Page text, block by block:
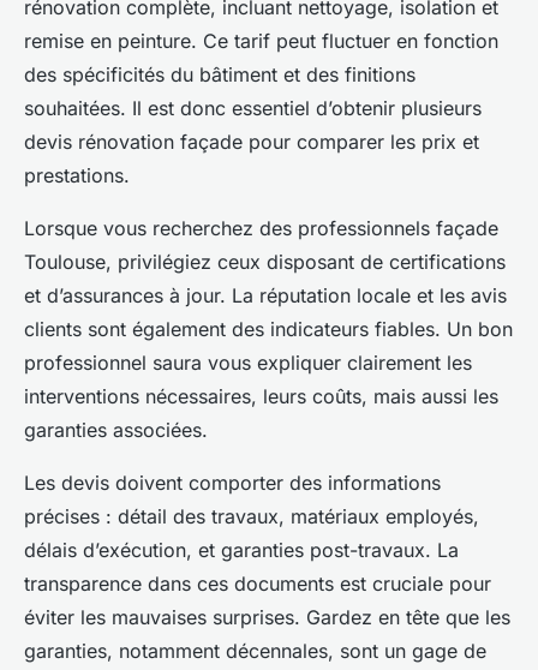
rénovation complète, incluant nettoyage, isolation et
remise en peinture. Ce tarif peut fluctuer en fonction
des spécificités du bâtiment et des finitions
souhaitées. Il est donc essentiel d’obtenir plusieurs
devis rénovation façade pour comparer les prix et
prestations.
Lorsque vous recherchez des professionnels façade
Toulouse, privilégiez ceux disposant de certifications
et d’assurances à jour. La réputation locale et les avis
clients sont également des indicateurs fiables. Un bon
professionnel saura vous expliquer clairement les
interventions nécessaires, leurs coûts, mais aussi les
garanties associées.
Les devis doivent comporter des informations
précises : détail des travaux, matériaux employés,
délais d’exécution, et garanties post-travaux. La
transparence dans ces documents est cruciale pour
éviter les mauvaises surprises. Gardez en tête que les
garanties, notamment décennales, sont un gage de